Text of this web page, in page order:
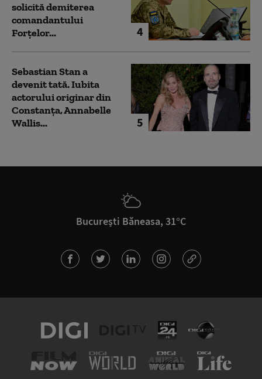
4
solicită demiterea
comandantului
Forțelor...
5
Sebastian Stan a
devenit tată. Iubita
actorului originar din
Constanța, Annabelle
Wallis...
București Băneasa, 31°C